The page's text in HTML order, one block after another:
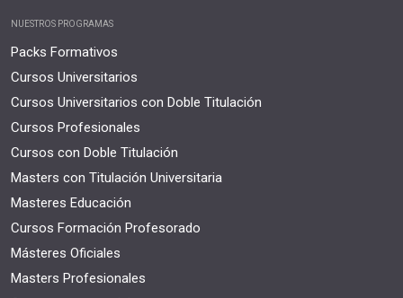
NUESTROS PROGRAMAS
Packs Formativos
Cursos Universitarios
Cursos Universitarios con Doble Titulación
Cursos Profesionales
Cursos con Doble Titulación
Masters con Titulación Universitaria
Masteres Educación
Cursos Formación Profesorado
Másteres Oficiales
Masters Profesionales